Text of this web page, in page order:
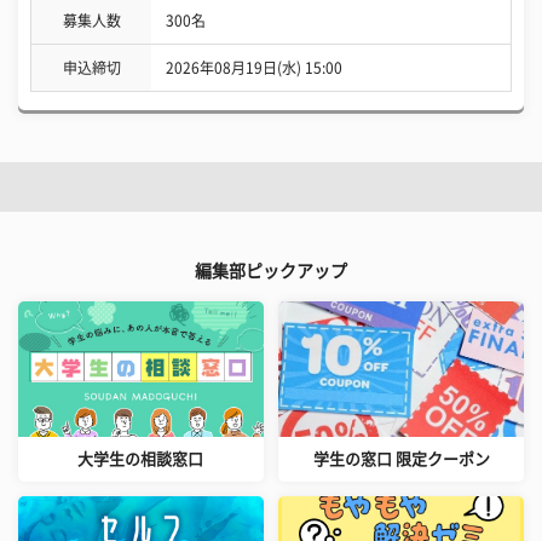
募集人数 300名
申込締切 2026年08月19日(水) 15:00
編集部ピックアップ
大学生の相談窓口 学生の窓口 限定クーポン